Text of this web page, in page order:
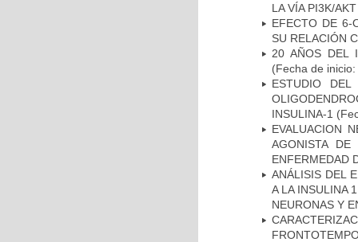
LA VÍA PI3K/
EFECTO DE 6-
SU RELACIÓN
20 AÑOS DEL
(Fecha de
ESTUDIO
INSULINA-1
EVALUACION
AGONISTA
ENFERMEDAD
ANÁLISIS DEL
A LA INSULINA
NEURONAS Y